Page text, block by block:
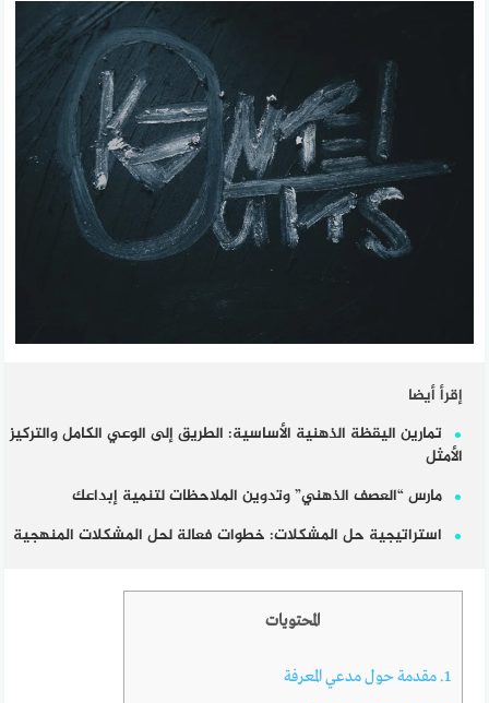
إقرأ أيضا
تمارين اليقظة الذهنية الأساسية: الطريق إلى الوعي الكامل والتركيز
الأمثل
مارس “العصف الذهني” وتدوين الملاحظات لتنمية إبداعك
استراتيجية حل المشكلات: خطوات فعالة لحل المشكلات المنهجية
المحتويات
1. مقدمة حول مدعي المعرفة